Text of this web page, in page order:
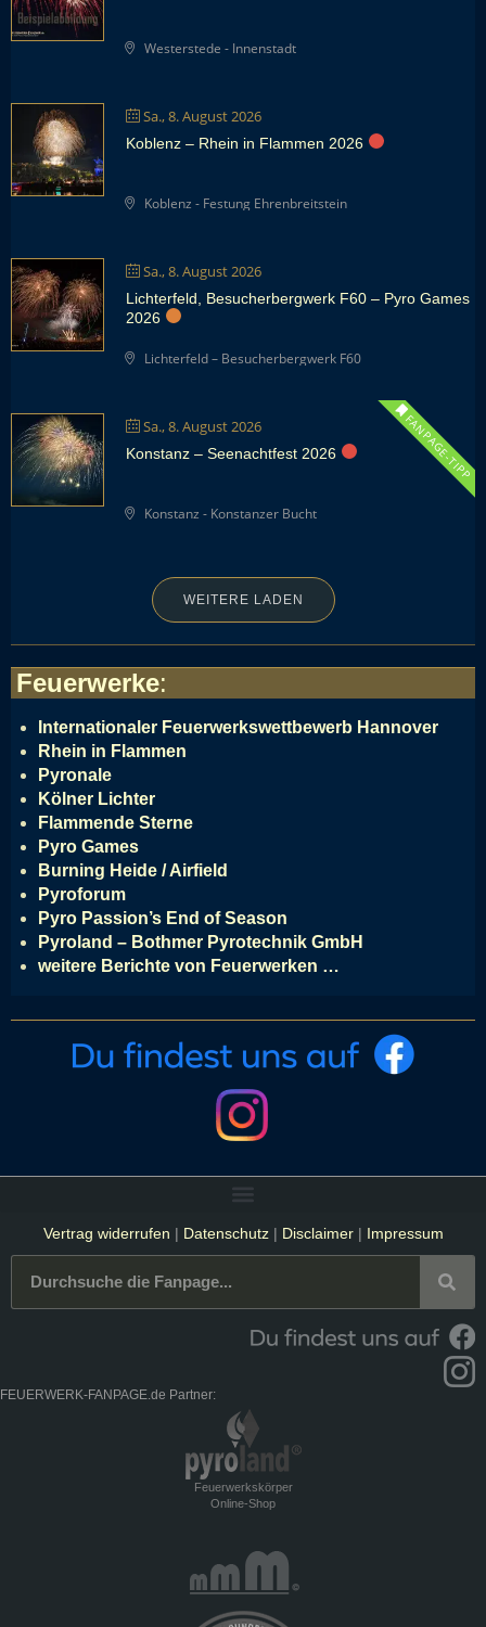
Westerstede - Innenstadt
Sa., 8. August 2026
Koblenz – Rhein in Flammen 2026
Koblenz - Festung Ehrenbreitstein
Sa., 8. August 2026
Lichterfeld, Besucherbergwerk F60 – Pyro Games
2026
Lichterfeld – Besucherbergwerk F60
Sa., 8. August 2026 FANPAGE-TIPP
Konstanz – Seenachtfest 2026
Konstanz - Konstanzer Bucht
WEITERE LADEN
Feuerwerke:
Internationaler Feuerwerkswettbewerb Hannover
Rhein in Flammen
Pyronale
Kölner Lichter
Flammende Sterne
Pyro Games
Burning Heide / Airfield
Pyroforum
Pyro Passion’s End of Season
Pyroland – Bothmer Pyrotechnik GmbH
weitere Berichte von Feuerwerken …
Vertrag widerrufen | Datenschutz| Disclaimer| Impressum
FEUERWERK-FANPAGE.de Partner:
Feuerwerkskörper
Online-Shop